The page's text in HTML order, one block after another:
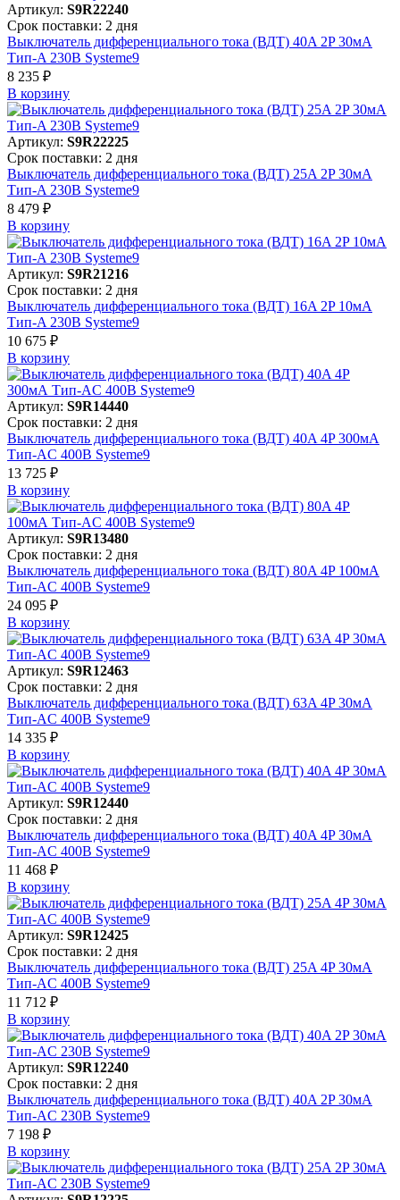
Артикул: S9R22240
Срок поставки: 2 дня
Выключатель дифференциального тока (ВДТ) 40A 2P 30мА
Тип-A 230В Systeme9
8 235 ₽
В корзинy
Артикул: S9R22225
Срок поставки: 2 дня
Выключатель дифференциального тока (ВДТ) 25A 2P 30мА
Тип-A 230В Systeme9
8 479 ₽
В корзинy
Артикул: S9R21216
Срок поставки: 2 дня
Выключатель дифференциального тока (ВДТ) 16A 2P 10мА
Тип-A 230В Systeme9
10 675 ₽
В корзинy
Артикул: S9R14440
Срок поставки: 2 дня
Выключатель дифференциального тока (ВДТ) 40A 4P 300мА
Тип-AC 400В Systeme9
13 725 ₽
В корзинy
Артикул: S9R13480
Срок поставки: 2 дня
Выключатель дифференциального тока (ВДТ) 80A 4P 100мА
Тип-AC 400В Systeme9
24 095 ₽
В корзинy
Артикул: S9R12463
Срок поставки: 2 дня
Выключатель дифференциального тока (ВДТ) 63A 4P 30мА
Тип-AC 400В Systeme9
14 335 ₽
В корзинy
Артикул: S9R12440
Срок поставки: 2 дня
Выключатель дифференциального тока (ВДТ) 40A 4P 30мА
Тип-AC 400В Systeme9
11 468 ₽
В корзинy
Артикул: S9R12425
Срок поставки: 2 дня
Выключатель дифференциального тока (ВДТ) 25A 4P 30мА
Тип-AC 400В Systeme9
11 712 ₽
В корзинy
Артикул: S9R12240
Срок поставки: 2 дня
Выключатель дифференциального тока (ВДТ) 40A 2P 30мА
Тип-AC 230В Systeme9
7 198 ₽
В корзинy